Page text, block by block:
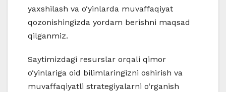
yaxshilash va o‘yinlarda muvaffaqiyat
qozonishingizda yordam berishni maqsad
qilganmiz.
Saytimizdagi resurslar orqali qimor
o‘yinlariga oid bilimlaringizni oshirish va
muvaffaqiyatli strategiyalarni o‘rganish